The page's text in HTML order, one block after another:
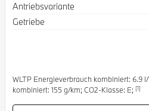
Antriebsvariante
Getriebe
WLTP Energieverbrauch kombiniert: 6.9
kombiniert: 155 g/km; CO2-Klasse: E; [1]